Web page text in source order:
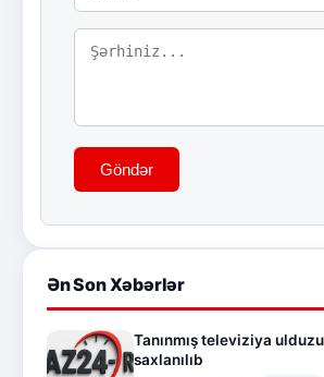
Göndər
Ən Son Xəbərlər
Tanınmış televiziya
saxlanılıb